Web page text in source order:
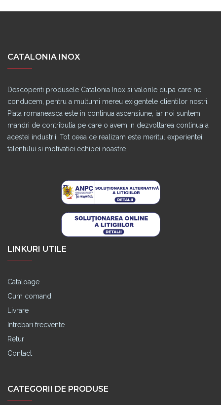
CATALONIA INOX
Descoperiti produsele Catalonia Inox si valorile dupa care ne
conducem, pentru a multumi mereu exigentele clientilor nostri.
Piata romaneasca este in continua ascensiune, iar noi suntem
mandri de contributia pe care o avem in dezvoltarea continua a
acestei industrii. Tot ceea ce realizam este meritul experientei,
talentului si motivatiei echipei noastre.
LINKURI UTILE
Cataloage
Cum comand
Livrare
Intrebari frecvente
Retur
Contact
CATEGORII DE PRODUSE